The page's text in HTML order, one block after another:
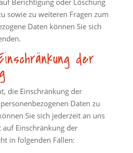
Berichtigung oder Löschung
sowie zu weiteren Fragen zum
Daten können Sie sich
der
die Einschränkung der
Daten zu
Sie sich jederzeit an uns
auf Einschränkung der
in folgenden Fällen: